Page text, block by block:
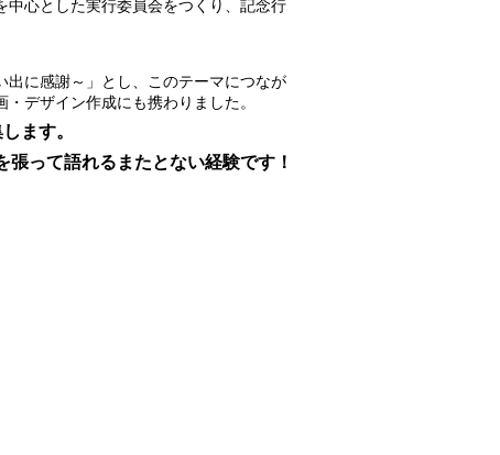
心とした実行委員会をつくり、記念行
に感謝～」とし、このテーマにつなが
デザイン作成にも携わりました。
ます。
張って語れるまたとない経験です！